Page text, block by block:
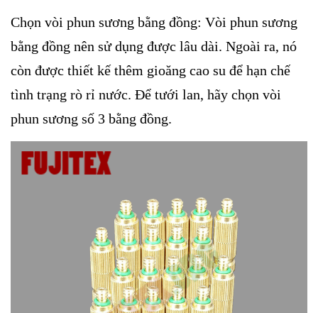
Chọn vòi phun sương bằng đồng: Vòi phun sương
bằng đồng nên sử dụng được lâu dài. Ngoài ra, nó
còn được thiết kế thêm gioăng cao su để hạn chế
tình trạng rò rỉ nước. Để tưới lan, hãy chọn vòi
phun sương số 3 bằng đồng.